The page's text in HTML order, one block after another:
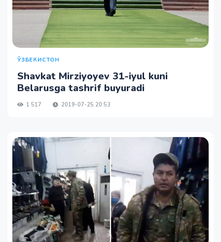
ЎЗБЕКИСТОН
Shavkat Mirziyoyev 31-iyul kuni
Belarusga tashrif buyuradi
1 517 2019-07-25 20:53